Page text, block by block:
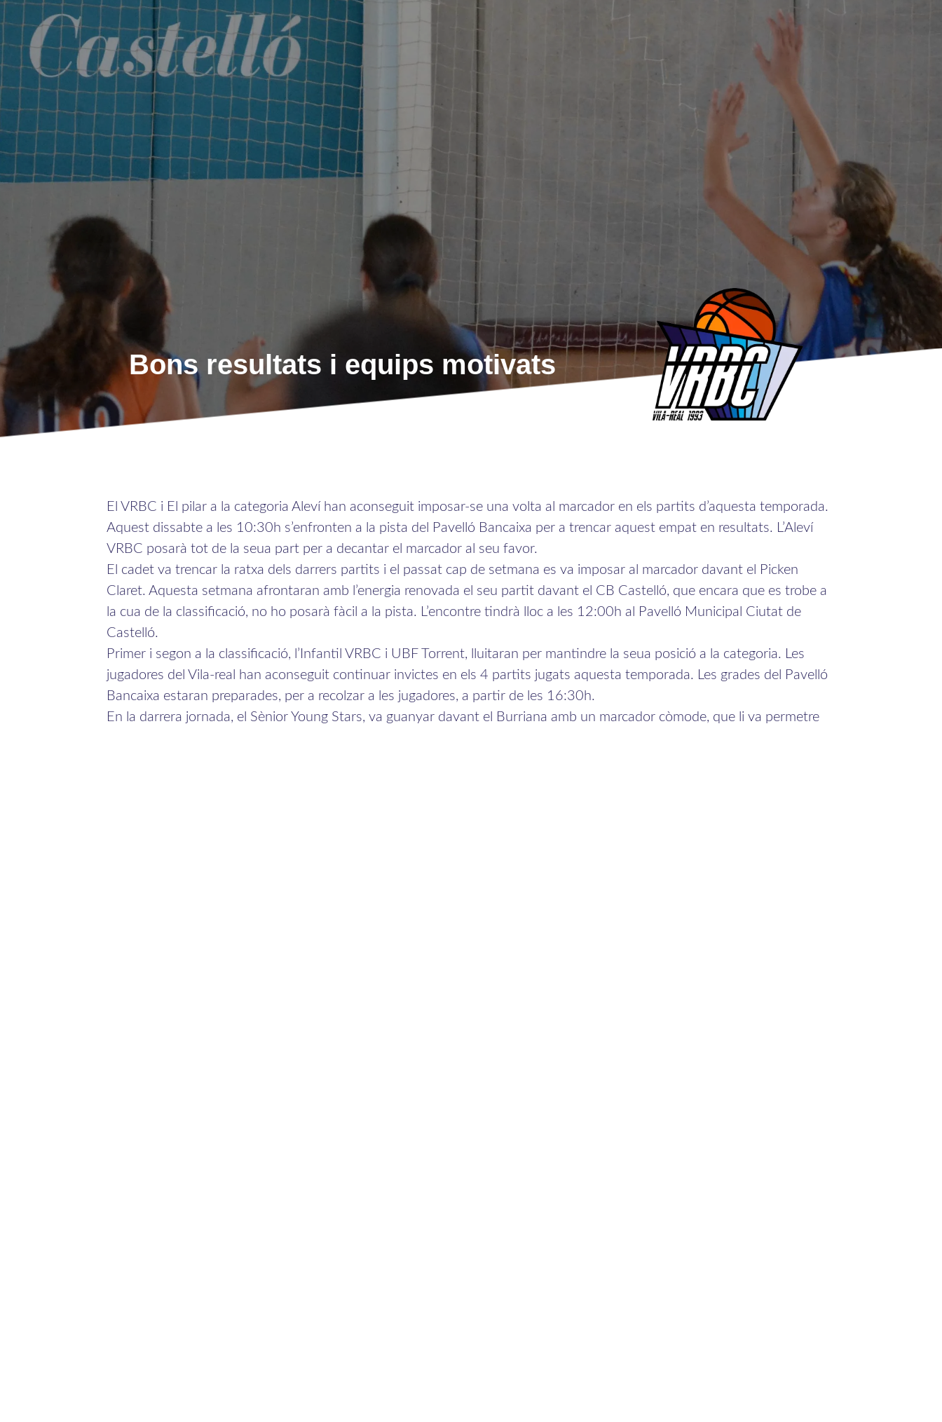
Bons resultats i equips motivats
El VRBC i El pilar a la categoria Aleví han aconseguit imposar-se una volta al marcador en els partits d’aquesta temporada.
Aquest dissabte a les 10:30h s’enfronten a la pista del Pavelló Bancaixa per a trencar aquest empat en resultats. L’Aleví
VRBC posarà tot de la seua part per a decantar el marcador al seu favor.
El cadet va trencar la ratxa dels darrers partits i el passat cap de setmana es va imposar al marcador davant el Picken
Claret. Aquesta setmana afrontaran amb l’energia renovada el seu partit davant el CB Castelló, que encara que es trobe a
la cua de la classificació, no ho posarà fàcil a la pista. L’encontre tindrà lloc a les 12:00h al Pavelló Municipal Ciutat de
Castelló.
Primer i segon a la classificació, l’Infantil VRBC i UBF Torrent, lluitaran per mantindre la seua posició a la categoria. Les
jugadores del Vila-real han aconseguit continuar invictes en els 4 partits jugats aquesta temporada. Les grades del Pavelló
Bancaixa estaran preparades, per a recolzar a les jugadores, a partir de les 16:30h.
En la darrera jornada, el Sènior Young Stars, va guanyar davant el Burriana amb un marcador còmode, que li va permetre